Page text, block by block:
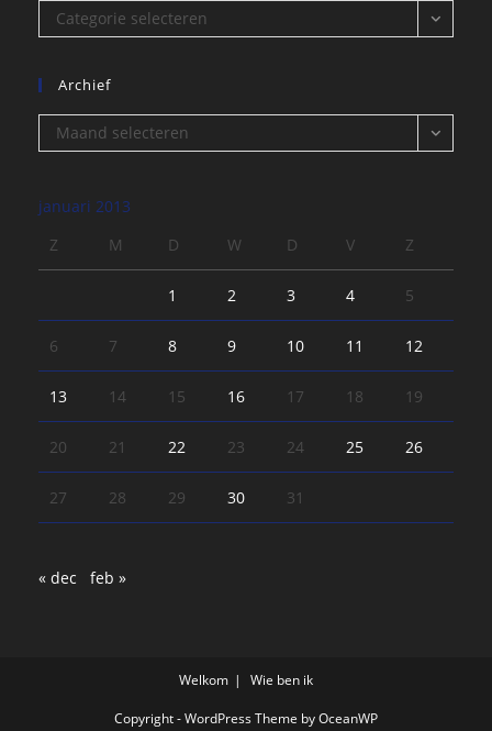
Categorieën
Categorie selecteren
Archief
Archief
Maand selecteren
januari 2013
Z
M D W D V Z
1 2 3 4 5
6 7 8 9 10 11 12
13 14 15 16 17 18 19
20 21 22 23 24 25 26
27 28 29 30 31
« dec feb »
Welkom Wie ben ik
Copyright - WordPress Theme by OceanWP